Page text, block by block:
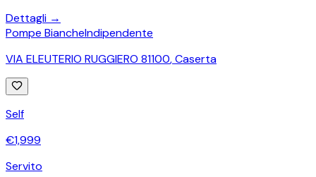
Dettagli →
Pompe BiancheIndipendente
VIA ELEUTERIO RUGGIERO 81100,Caserta
Self
€1,999
Servito